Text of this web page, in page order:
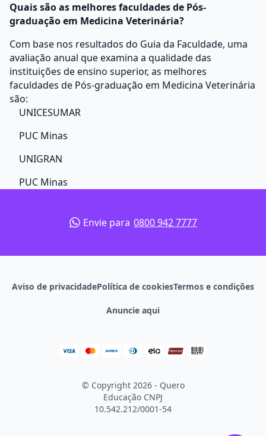
Quais são as melhores faculdades de Pós-
graduação em Medicina Veterinária?
Com base nos resultados do Guia da Faculdade, uma
avaliação anual que examina a qualidade das
instituições de ensino superior, as melhores
faculdades de Pós-graduação em Medicina Veterinária
são:
UNICESUMAR
PUC Minas
UNIGRAN
PUC Minas
Envie para 0800 942 7777
Aviso de privacidadePolítica de cookiesTermos e condições
Anuncie aqui
© Copyright 2026 - Quero
Educação CNPJ
10.542.212/0001-54